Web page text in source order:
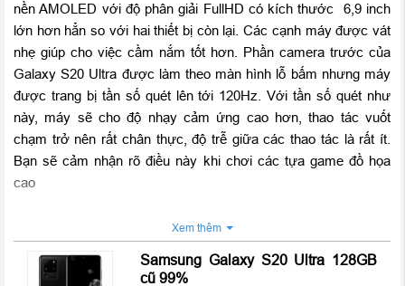
nền AMOLED với độ phân giải FullHD có kích thước 6,9 inch
lớn hơn hẳn so với hai thiết bị còn lại. Các cạnh máy được vát
nhẹ giúp cho việc cầm nắm tốt hơn. Phần camera trước của
Galaxy S20 Ultra được làm theo màn hình lỗ bấm nhưng máy
được trang bị tần số quét lên tới 120Hz. Với tần số quét như
này, máy sẽ cho độ nhạy cảm ứng cao hơn, thao tác vuốt
chạm trở nên rất chân thực, độ trễ giữa các thao tác là rất ít.
Bạn sẽ cảm nhận rõ điều này khi chơi các tựa game đồ họa
cao
Samsung Galaxy S20 Ultra 128GB cũ 99%
làm bằng kính sang trọng. Máy cũng được trang bị công nghệ
cảm biến vân tay âm màn hình giúp thao tác trở nên dễ dàng
Xem thêm
Samsung Galaxy S20 Ultra 128GB
cũ 99%